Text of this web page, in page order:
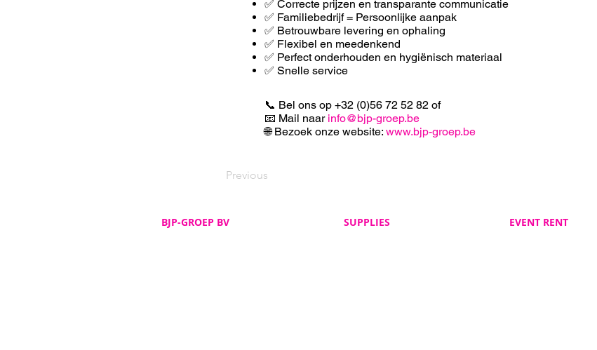
✅ Correcte prijzen en transparante communicatie
✅ Familiebedrijf = Persoonlijke aanpak
✅ Betrouwbare levering en ophaling
✅ Flexibel en meedenkend
✅ Perfect onderhouden en hygiënisch materiaal
✅ Snelle service
📞 Bel ons op +32 (0)56 72 52 82 of
📧 Mail naar info@bjp-groep.be
🌐 Bezoek onze website: www.bjp-groep.be
Previous
BJP-GROEP BV SUPPLIES EVENT RENT